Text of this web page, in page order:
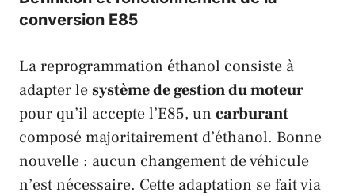
conversion E85
La reprogrammation éthanol consiste à
adapter lesystème de gestion du moteur
pour qu’il accepte l’E85, un carburant
composé majoritairement d’éthanol. Bonne
nouvelle : aucun changement de véhicule
n’est nécessaire. Cette adaptation se fait via